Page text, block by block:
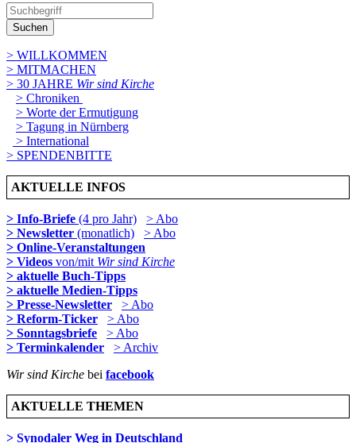
Suchen
> WILLKOMMEN
> MITMACHEN
> 30 JAHRE Wir sind Kirche
> Chroniken
> Worte der Ermutigung
> Tagung in Nürnberg
> International
> SPENDENBITTE
AKTUELLE INFOS
> Info-Briefe (4 pro Jahr)
> Abo
> Newsletter (monatlich)
> Abo
> Online-Veranstaltungen
> Videos von/mit Wir sind Kirche
> aktuelle Buch-Tipps
> aktuelle Medien-Tipps
> Presse-Newsletter
> Abo
> Reform-Ticker
> Abo
> Sonntagsbriefe
> Abo
> Terminkalender
> Archiv
Wir sind Kirche bei facebook
AKTUELLE THEMEN
> Synodaler Weg in Deutschland